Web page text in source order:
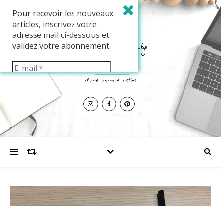
Pour recevoir les nouveaux
articles, inscrivez votre
adresse mail ci-dessous et
validez votre abonnement.